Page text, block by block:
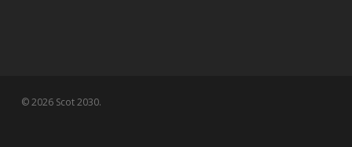
© 2026 Scot 2030.